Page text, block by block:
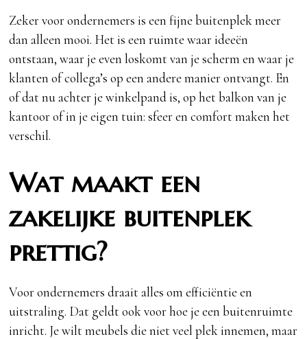
Zeker voor ondernemers is een fijne buitenplek meer
dan alleen mooi. Het is een ruimte waar ideeën
ontstaan, waar je even loskomt van je scherm en waar je
klanten of collega’s op een andere manier ontvangt. En
of dat nu achter je winkelpand is, op het balkon van je
kantoor of in je eigen tuin: sfeer en comfort maken het
verschil.
Wat maakt een
zakelijke buitenplek
prettig?
Voor ondernemers draait alles om efficiëntie en
uitstraling. Dat geldt ook voor hoe je een buitenruimte
inricht. Je wilt meubels die niet veel plek innemen, maar